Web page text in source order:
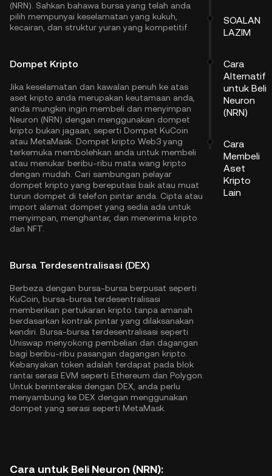
(NRN). Sahkan bahawa bursa yang telah anda
pilih mempunyai keselamatan yang kukuh,
kecairan, dan struktur yuran yang kompetitif.
Dompet Kripto
Jika keselamatan dan kawalan penuh ke atas
aset kripto anda merupakan keutamaan anda,
anda mungkin ingin membeli dan menyimpan
Neuron (NRN) dengan menggunakan dompet
kripto bukan jagaan, seperti Dompet KuCoin
atau MetaMask. Dompet kripto Web3 yang
terkemuka membolehkan anda untuk membeli
atau menukar beribu-ribu mata wang kripto
dengan mudah. Cari sambungan pelayar
dompet kripto yang bereputasi baik atau muat
turun dompet di telefon pintar anda. Cipta atau
import alamat dompet yang sedia ada untuk
menyimpan, menghantar, dan menerima kripto
dan NFT.
Bursa Terdesentralisasi (DEX)
Berbeza dengan bursa-bursa berpusat seperti
KuCoin, bursa-bursa terdesentralisasi
memberikan pertukaran kripto tanpa amanah
berdasarkan kontrak pintar yang dilaksanakan
kendiri. Bursa-bursa terdesentralisasi seperti
Uniswap menyokong pembelian dan dagangan
bagi beribu-ribu pasangan dagangan kripto.
Kebanyakan token adalah terdapat pada blok
rantai serasi EVM seperti Ethereum dan Polygon
Untuk berinteraksi dengan DEX, anda perlu
menyambung ke DEX dengan menggunakan
dompet yang serasi seperti MetaMask.
Cara untuk Beli Neuron (NRN):
SOALAN
LAZIM
Cara
Alternatif
untuk Beli
Neuron
(NRN)
Cara
Membeli
Aset
Kripto
Lain